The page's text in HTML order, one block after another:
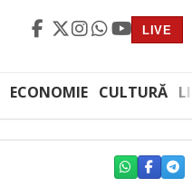
LIVE
ECONOMIE CULTURĂ
WHATSAPP